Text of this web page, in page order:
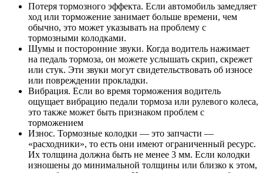
Потеря тормозного эффекта. Если автомобиль замедляет
ход или торможение занимает больше времени, чем
обычно, это может указывать на проблему с
тормозными колодками.
Шумы и посторонние звуки. Когда водитель нажимает
на педаль тормоза, он можете услышать скрип, скрежет
или стук. Эти звуки могут свидетельствовать об износе
или повреждении прокладки.
Вибрация. Если во время торможения водитель
ощущает вибрацию педали тормоза или рулевого колеса,
это также может быть признаком проблем с
торможением
Износ. Тормозные колодки — это запчасти —
«расходники», то есть они имеют ограниченный ресурс.
Их толщина должна быть не менее 3 мм. Если колодки
изношены до минимальной толщины или близко к этом,